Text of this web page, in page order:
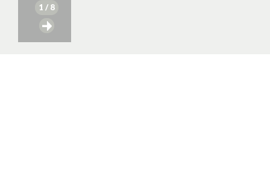
1 / 8